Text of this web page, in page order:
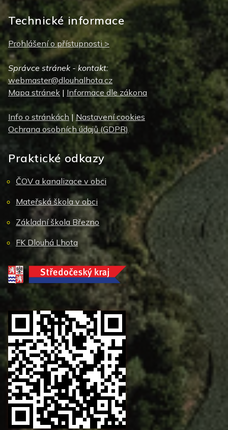
Technické informace
Prohlášení o přístupnosti >
Správce stránek - kontakt:
webmaster@dlouhalhota.cz
Mapa stránek | Informace dle zákona
Info o stránkách |Nastavení cookies
Ochrana osobních údajů (GDPR)
Praktické odkazy
ČOV a kanalizace v obci
Mateřská škola v obci
Základní škola Březno
FK Dlouhá Lhota